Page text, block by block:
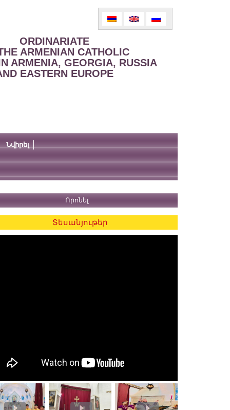
ORDINARIATE
ARMENIAN CATHOLIC
ARMENIA, GEORGIA, RUSSIA
EASTERN EUROPE
Նվիրել
Տեսանյութեր